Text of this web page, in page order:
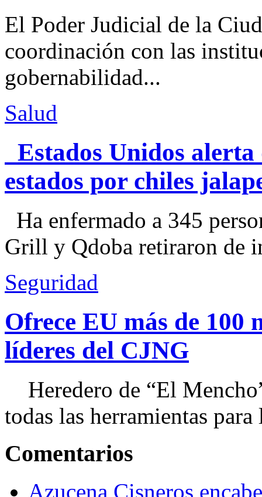
El Poder Judicial de la
coordinación con las
gobernabilidad...
Salud
Estados Unidos alerta
estados por chiles
Ha enfermado a 345
Grill y Qdoba retiraron de
Seguridad
Ofrece EU más de 100
líderes del CJNG
Heredero de “El
todas las herramientas
Comentarios
Azucena Cisneros